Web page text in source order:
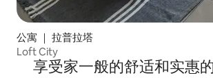
公寓 ｜ 拉普拉塔
Loft City
享受家一般的舒适和实惠